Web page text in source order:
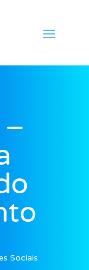
Sociais